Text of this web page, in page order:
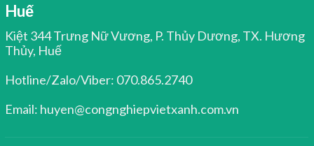
Huế
Kiệt 344 Trưng Nữ Vương, P. Thủy Dương, TX. Hương
Thủy, Huế
Hotline/Zalo/Viber: 070.865.2740
Email: huyen@congnghiepvietxanh.com.vn